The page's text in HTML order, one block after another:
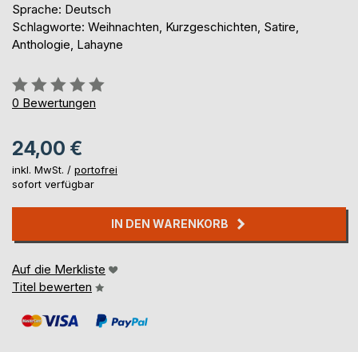
Sprache: Deutsch
Schlagworte: Weihnachten, Kurzgeschichten, Satire,
Anthologie, Lahayne
Bewertung::
0%
0 Bewertungen
24,00 €
inkl. MwSt. / portofrei
sofort verfügbar
IN DEN WARENKORB
Auf die Merkliste
Titel bewerten